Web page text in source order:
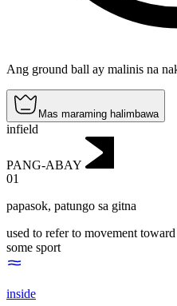
Ang ground ball ay malinis na
Mas maraming halimbawa
infield
PANG-ABAY
01
papasok, patungo sa gitna
used to refer to movement
some sport
inside